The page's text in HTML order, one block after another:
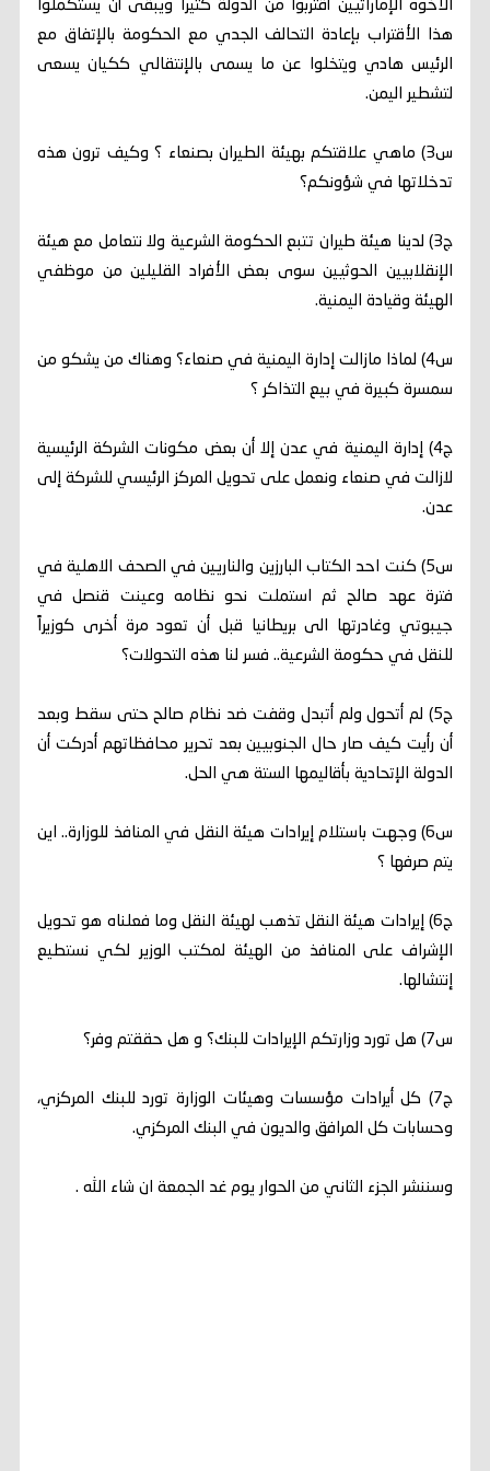
الأخوه الإماراتيين أقتربوا من الدولة كثيراً ويبقى أن يستكملوا
هذا الأقتراب بإعادة التحالف الجدي مع الحكومة بالإتفاق مع
الرئيس هادي ويتخلوا عن ما يسمى بالإنتقالي ككيان يسعى
لتشطير اليمن.
س3) ماهي علاقتكم بهيئة الطيران بصنعاء ؟ وكيف ترون هذه
تدخلاتها في شؤونكم؟
ج3) لدينا هيئة طيران تتبع الحكومة الشرعية ولا نتعامل مع هيئة
الإنقلابيين الحوثيين سوى بعض الأفراد القليلين من موظفي
الهيئة وقيادة اليمنية.
س4) لماذا مازالت إدارة اليمنية في صنعاء؟ وهناك من يشكو من
سمسرة كبيرة في بيع التذاكر ؟
ج4) إدارة اليمنية في عدن إلا أن بعض مكونات الشركة الرئيسية
لازالت في صنعاء ونعمل على تحويل المركز الرئيسي للشركة إلى
عدن.
س5) كنت احد الكتاب البارزين والناريين في الصحف الاهلية في
فترة عهد صالح ثم استملت نحو نظامه وعينت قنصل في
جيبوتي وغادرتها الى بريطانيا قبل أن تعود مرة أخرى كوزيراً
للنقل في حكومة الشرعية.. فسر لنا هذه التحولات؟
ج5) لم أتحول ولم أتبدل وقفت ضد نظام صالح حتى سقط وبعد
أن رأيت كيف صار حال الجنوبيين بعد تحرير محافظاتهم أدركت أن
الدولة الإتحادية بأقاليمها الستة هي الحل.
س6) وجهت باستلام إيرادات هيئة النقل في المنافذ للوزارة.. اين
يتم صرفها ؟
ج6) إيرادات هيئة النقل تذهب لهيئة النقل وما فعلناه هو تحويل
الإشراف على المنافذ من الهيئة لمكتب الوزير لكي نستطيع
إنتشالها.
س7) هل تورد وزارتكم الإيرادات للبنك؟ و هل حققتم وفر؟
ج7) كل أيرادات مؤسسات وهيئات الوزارة تورد للبنك المركزي،
وحسابات كل المرافق والديون في البنك المركزي.
وسننشر الجزء الثاني من الحوار يوم غد الجمعة ان شاء الله .